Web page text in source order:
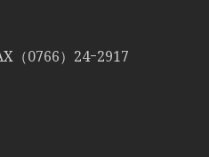
（0766）24ｰ2917